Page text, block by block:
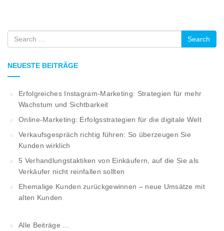
Search
NEUESTE BEITRÄGE
Erfolgreiches Instagram-Marketing: Strategien für mehr
Wachstum und Sichtbarkeit
Online-Marketing: Erfolgsstrategien für die digitale Welt
Verkaufsgespräch richtig führen: So überzeugen Sie
Kunden wirklich
5 Verhandlungstaktiken von Einkäufern, auf die Sie als
Verkäufer nicht reinfallen sollten
Ehemalige Kunden zurückgewinnen – neue Umsätze mit
alten Kunden
Alle Beiträge …